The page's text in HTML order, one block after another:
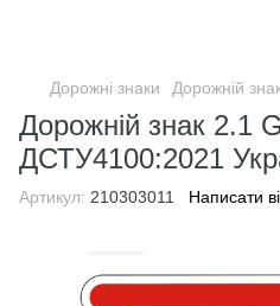
Дорожні знаки Дорожній
Дорожній знак 2.1
ДСТУ4100:2021
Артикул: 210303011 Написати